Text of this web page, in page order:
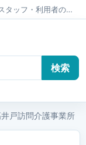
やさしい手下高井戸訪問介護事業所 | 介護施設のスタッフ・利用者のクチコミ かいごちゃんねる
戸訪問介護事業所